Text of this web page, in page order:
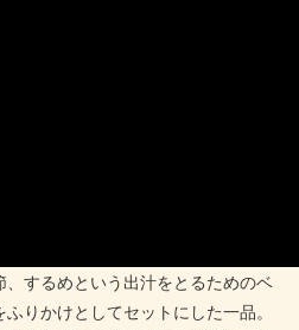
するめという出汁をとるためのベ
りかけとしてセットにした一品。